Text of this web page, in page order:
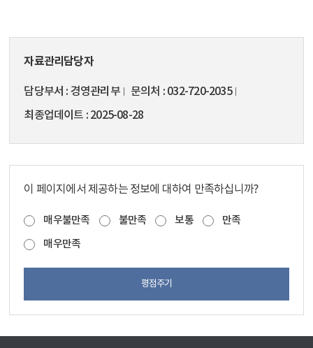
자료관리담당자
담당부서 경영관리부 문의처
032-720-2035
최종업데이트
2025-08-28
이 페이지에서 제공하는 정보에 대하여 만족하십니까?
매우불만족 불만족 보통
만족
매우만족
평점주기